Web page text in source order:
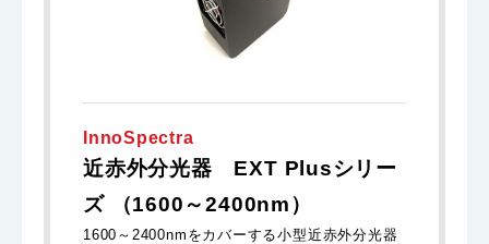
InnoSpectra
近赤外分光器 EXT Plusシリー
ズ （1600～2400nm）
1600～2400nmをカバーする小型近赤外分光器